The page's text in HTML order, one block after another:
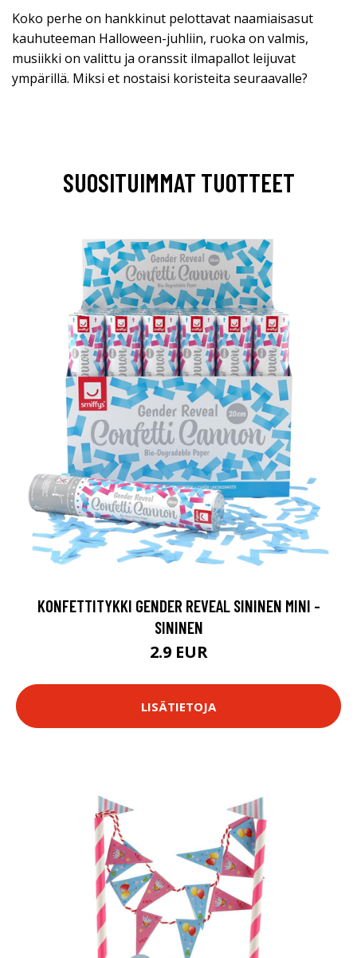
Koko perhe on hankkinut pelottavat naamiaisasut
kauhuteeman Halloween-juhliin, ruoka on valmis,
musiikki on valittu ja oranssit ilmapallot leijuvat
ympärillä. Miksi et nostaisi koristeita seuraavalle?
SUOSITUIMMAT TUOTTEET
KONFETTITYKKI GENDER REVEAL SININEN MINI -
SININEN
2.9 EUR
LISÄTIETOJA